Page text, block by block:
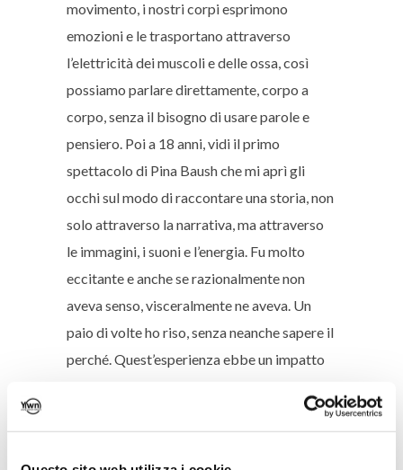
movimento, i nostri corpi esprimono
emozioni e le trasportano attraverso
l’elettricità dei muscoli e delle ossa, così
possiamo parlare direttamente, corpo a
corpo, senza il bisogno di usare parole e
pensiero. Poi a 18 anni, vidi il primo
spettacolo di Pina Baush che mi aprì gli
occhi sul modo di raccontare una storia, non
solo attraverso la narrativa, ma attraverso
le immagini, i suoni e l’energia. Fu molto
eccitante e anche se razionalmente non
aveva senso, visceralmente ne aveva. Un
paio di volte ho riso, senza neanche sapere il
perché. Quest’esperienza ebbe un impatto
carriera e decisi quella notte di inseguire